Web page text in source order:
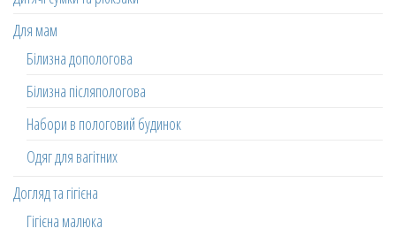
Для мам
Білизна допологова
Білизна післяпологова
Набори в пологовий будинок
Одяг для вагітних
Догляд та гігієна
Гігієна малюка